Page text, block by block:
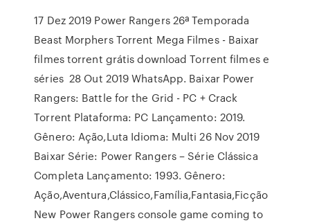
17 Dez 2019 Power Rangers 26ª Temporada
Beast Morphers Torrent Mega Filmes - Baixar
filmes torrent grátis download Torrent filmes e
séries 28 Out 2019 WhatsApp. Baixar Power
Rangers: Battle for the Grid - PC + Crack
Torrent Plataforma: PC Lançamento: 2019.
Gênero: Ação,Luta Idioma: Multi 26 Nov 2019
Baixar Série: Power Rangers – Série Clássica
Completa Lançamento: 1993. Gênero:
Ação,Aventura,Clássico,Família,Fantasia,Ficção
New Power Rangers console game coming to